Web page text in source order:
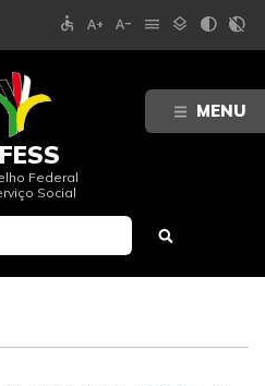
MENU
accessible text_increase text_decrease menu layers contrast contrast_rtl_off
Federal
Social